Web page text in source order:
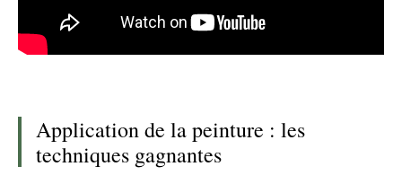
Application de la peinture : les
techniques gagnantes